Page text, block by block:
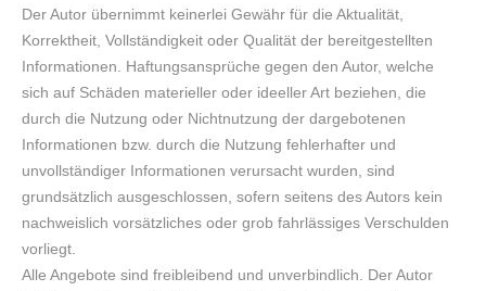
Der Autor übernimmt keinerlei Gewähr für die Aktualität,
Korrektheit, Vollständigkeit oder Qualität der bereitgestellten
Informationen. Haftungsansprüche gegen den Autor, welche
sich auf Schäden materieller oder ideeller Art beziehen, die
durch die Nutzung oder Nichtnutzung der dargebotenen
Informationen bzw. durch die Nutzung fehlerhafter und
unvollständiger Informationen verursacht wurden, sind
grundsätzlich ausgeschlossen, sofern seitens des Autors kein
nachweislich vorsätzliches oder grob fahrlässiges Verschulden
vorliegt.
Alle Angebote sind freibleibend und unverbindlich. Der Autor